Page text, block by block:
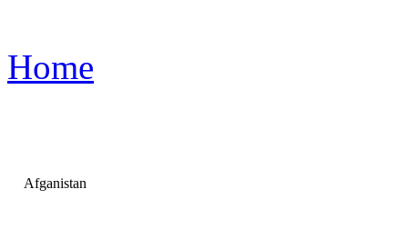
Home
Afganistan